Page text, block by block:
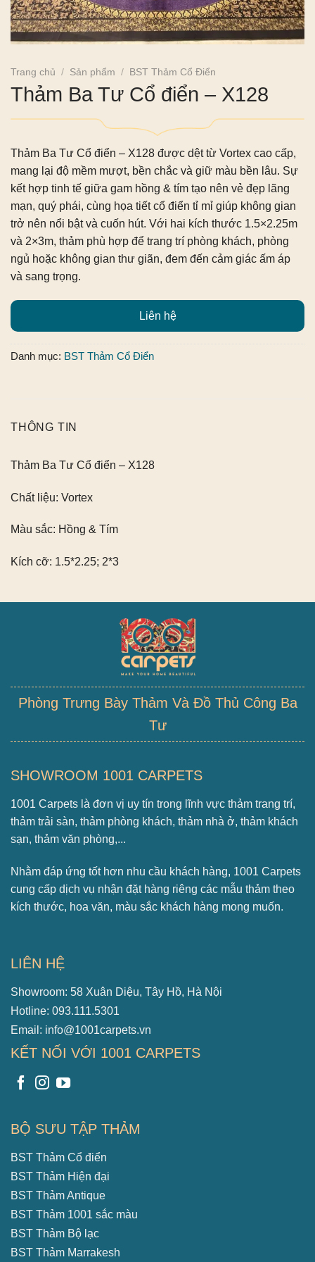
Trang chủ / Sản phẩm / BST Thảm Cổ Điển
Thảm Ba Tư Cổ điển – X128
Thảm Ba Tư Cổ điển – X128 được dệt từ Vortex cao cấp,
mang lại độ mềm mượt, bền chắc và giữ màu bền lâu. Sự
kết hợp tinh tế giữa gam hồng & tím tạo nên vẻ đẹp lãng
mạn, quý phái, cùng họa tiết cổ điển tỉ mỉ giúp không gian
trở nên nổi bật và cuốn hút. Với hai kích thước 1.5×2.25m
và 2×3m, thảm phù hợp để trang trí phòng khách, phòng
ngủ hoặc không gian thư giãn, đem đến cảm giác ấm áp
và sang trọng.
Liên hệ
Danh mục: BST Thảm Cổ Điển
THÔNG TIN
Thảm Ba Tư Cổ điển – X128
Chất liệu: Vortex
Màu sắc: Hồng & Tím
Kích cỡ: 1.5*2.25; 2*3
Phòng Trưng Bày Thảm Và Đồ Thủ Công Ba
Tư
SHOWROOM 1001 CARPETS
1001 Carpets là đơn vị uy tín trong lĩnh vực thảm trang trí,
thảm trải sàn, thảm phòng khách, thảm nhà ở, thảm khách
sạn, thảm văn phòng,...
Nhằm đáp ứng tốt hơn nhu cầu khách hàng, 1001 Carpets
cung cấp dịch vụ nhận đặt hàng riêng các mẫu thảm theo
kích thước, hoa văn, màu sắc khách hàng mong muốn.
LIÊN HỆ
Showroom: 58 Xuân Diệu, Tây Hồ, Hà Nội
Hotline: 093.111.5301
Email: info@1001carpets.vn
KẾT NỐI VỚI 1001 CARPETS
BỘ SƯU TẬP THẢM
BST Thảm Cổ điển
BST Thảm Hiện đại
BST Thảm Antique
BST Thảm 1001 sắc màu
BST Thảm Bộ lạc
BST Thảm Marrakesh